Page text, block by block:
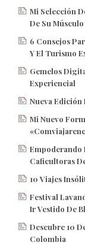
Mi Selección
De Su
6 Consejos
Y El Turismo
Gemelos
Experiencial
Nueva Edición
Mi Nuevo
Empoderando
Caficultoras
10 Viajes
Festival
Ir Vestido De
Descubre 10
Colombia